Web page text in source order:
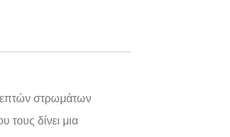
στρωμάτων
τους δίνει μια